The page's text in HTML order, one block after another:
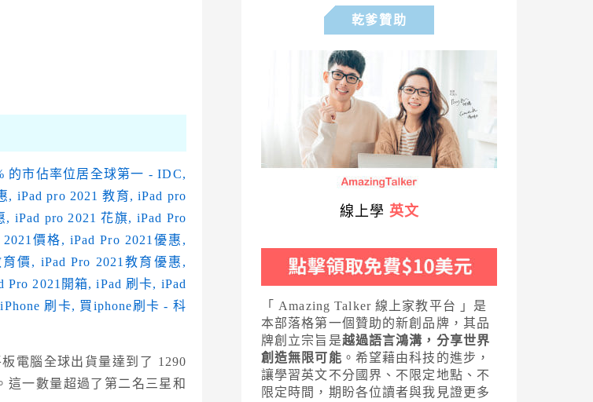
電腦全球出貨量達到了 1290
這一數量超過了第二名三星和
乾爹贊助
線上學 英文
「 Amazing Talker 線上家教平台 」是
本部落格第一個贊助的新創品牌，其品
牌創立宗旨是越過語言鴻溝，分享世界
創造無限可能 。希望藉由科技的進步，
讓學習英文不分國界、不限定地點、不
限定時間，期盼各位讀者與我見證更多